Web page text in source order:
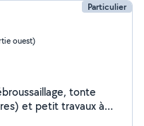
Particulier
ouest)
tonte
et petit travaux à